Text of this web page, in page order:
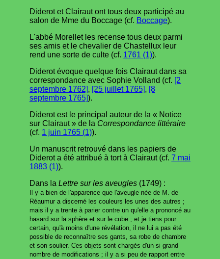
Diderot et Clairaut ont tous deux participé au
salon de Mme du Boccage (cf. Boccage).
L'abbé Morellet les recense tous deux parmi
ses amis et le chevalier de Chastellux leur
rend une sorte de culte (cf. 1761 (1)).
Diderot évoque quelque fois Clairaut dans sa
correspondance avec Sophie Volland (cf. [2
septembre 1762], [25 juillet 1765], [8
septembre 1765]).
Diderot est le principal auteur de la « Notice
sur Clairaut » de la Correspondance littéraire
(cf. 1 juin 1765 (1)).
Un manuscrit retrouvé dans les papiers de
Diderot a été attribué à tort à Clairaut (cf. 7 mai
1883 (1)).
Dans la Lettre sur les aveugles (1749) :
Il y a bien de l'apparence que l'aveugle née de M. de
Réaumur a discerné les couleurs les unes des autres ;
mais il y a trente à parier contre un qu'elle a prononcé au
hasard sur la sphère et sur le cube ; et je tiens pour
certain, qu'à moins d'une révélation, il ne lui a pas été
possible de reconnaître ses gants, sa robe de chambre
et son soulier. Ces objets sont chargés d'un si grand
nombre de modifications ; il y a si peu de rapport entre